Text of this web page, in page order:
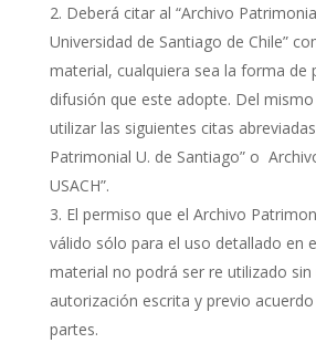
Deberá citar al “Archivo
Universidad de Santiago de Chile”
material, cualquiera sea la forma de
difusión que este adopte. Del
utilizar las siguientes citas
Patrimonial U. de Santiago” o
USACH”.
El permiso que el Archivo
válido sólo para el uso detallado en
material no podrá ser re utilizado sin
autorización escrita y previo
partes.